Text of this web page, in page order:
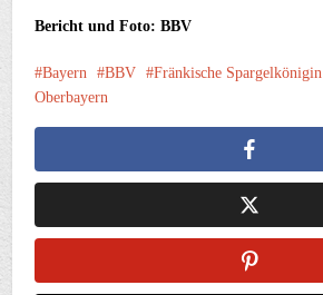
Bericht und Foto: BBV
Bayern BBV Fränkische Spargelkönigin
Oberbayern